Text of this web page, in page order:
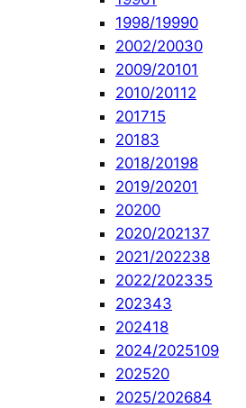
1998/19990
2002/20030
2009/20101
2010/20112
201715
20183
2018/20198
2019/20201
20200
2020/202137
2021/202238
2022/202335
202343
202418
2024/2025109
202520
2025/202684